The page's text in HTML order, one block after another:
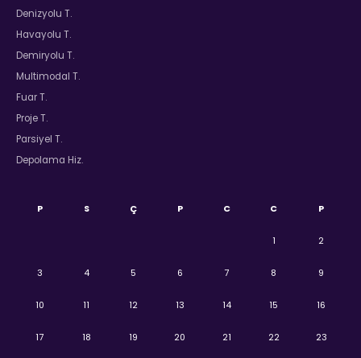
Denizyolu T.
Havayolu T.
Demiryolu T.
Multimodal T.
Fuar T.
Proje T.
Parsiyel T.
Depolama Hiz.
P S Ç P C C P
1 2
3 4 5 6 7 8 9
10 11 12 13 14 15 16
17 18 19 20 21 22 23